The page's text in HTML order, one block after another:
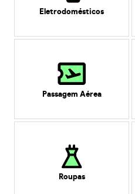
Eletrodomésticos
Passagem Aérea
Roupas